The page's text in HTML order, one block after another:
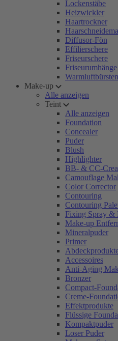
Lockenstäbe
Heizwickler
Haartrockner
Diffusor-Fön
Effilierschere
Friseurschere
Friseurumhänge
Warmluftbürsten
Make-up
Alle anzeigen
Teint
Alle anzeigen
Foundation
Concealer
Puder
Blush
Highlighter
BB- & CC-
Camouflage
Color Corrector
Contouring
Contouring
Fixing Spray &
Make-up
Mineralpuder
Primer
Accessoires
Anti-Aging
Bronzer
Compact-
Creme-
Effektprodukte
Flüssige
Kompaktpuder
Loser Puder